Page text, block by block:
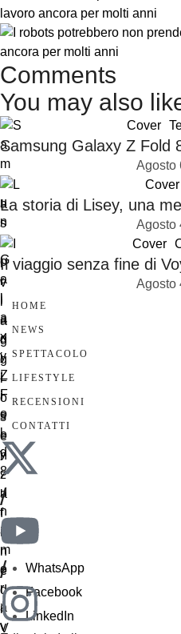
lavoro ancora per molti anni
Comments
You may also
Cover
Samsung Galaxy Z Fold
Agosto
Cover
La storia di Lisey, una
Agosto
Cover
Il viaggio senza fine di
Agosto
HOME
NEWS
SPETTACOLO
LIFESTYLE
RECENSIONI
CONTATTI
/
/
WhatsApp
Facebook
LinkedIn